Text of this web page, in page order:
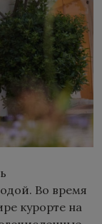
Во время
курорте на